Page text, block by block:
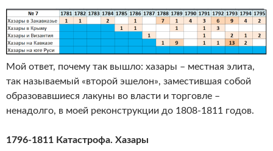
Мой ответ, почему так вышло: хазары – местная элита,
так называемый «второй эшелон», заместившая собой
образовавшиеся лакуны во власти и торговле –
ненадолго, в моей реконструкции до 1808-1811 годов.
1796-1811 Катастрофа. Хазары